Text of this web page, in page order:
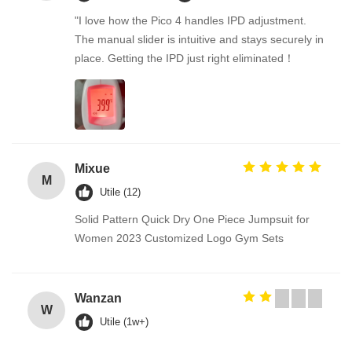
"I love how the Pico 4 handles IPD adjustment.
The manual slider is intuitive and stays securely in
place. Getting the IPD just right eliminated！
M
Mixue
Utile (12)
Solid Pattern Quick Dry One Piece Jumpsuit for
Women 2023 Customized Logo Gym Sets
W
Wanzan
Utile (1w+)